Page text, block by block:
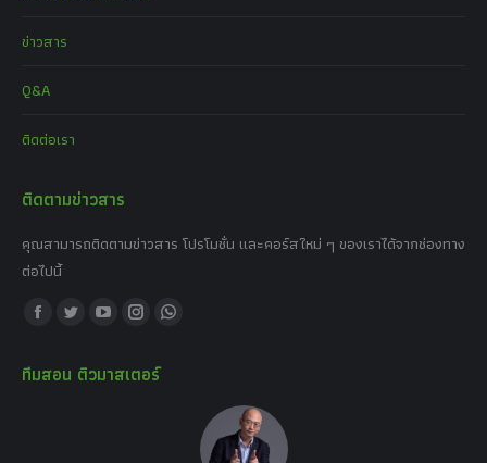
ข่าวสาร
Q&A
ติดต่อเรา
ติดตามข่าวสาร
คุณสามารถติดตามข่าวสาร โปรโมชั่น และคอร์สใหม่ ๆ ของเราได้จากช่องทาง
ต่อไปนี้
Find us on:
Facebook
opens
Twitter
opens
YouTube
opens
Instagram
opens
Whatsapp
ทีมสอน ติวมาสเตอร์